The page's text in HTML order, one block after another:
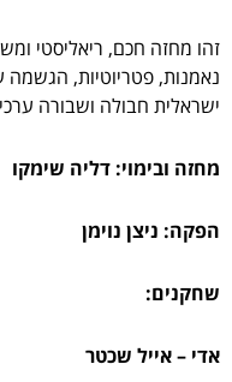
זהו מחזה חכם, ריאליסטי
נאמנות, פטריוטיות,
ישראלית חבולה ושבורה
מחזה ובימוי: דליה שימקו
הפקה: ניצן נוימן
שחקנים:
אדי – אייל שכטר